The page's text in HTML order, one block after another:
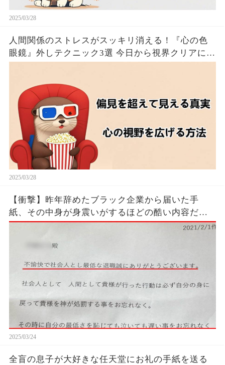
2025/03/28
人間関係のストレスがスッキリ消える！『心の色
眼鏡』外しテクニック3選 今日から視界クリアにな
2025/03/28
【衝撃】昨年辞めたブラック企業から届いた手
紙、その中身が身震いがするほどの酷い内容だっ
た…...
2025/03/24
全盲の息子が大好きな任天堂にお礼の手紙を送る